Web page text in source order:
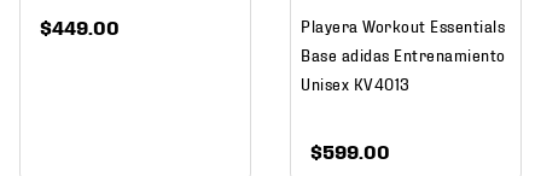
$449.00
Playera Workout Essentials
Base adidas Entrenamiento
Unisex KV4013
$599.00